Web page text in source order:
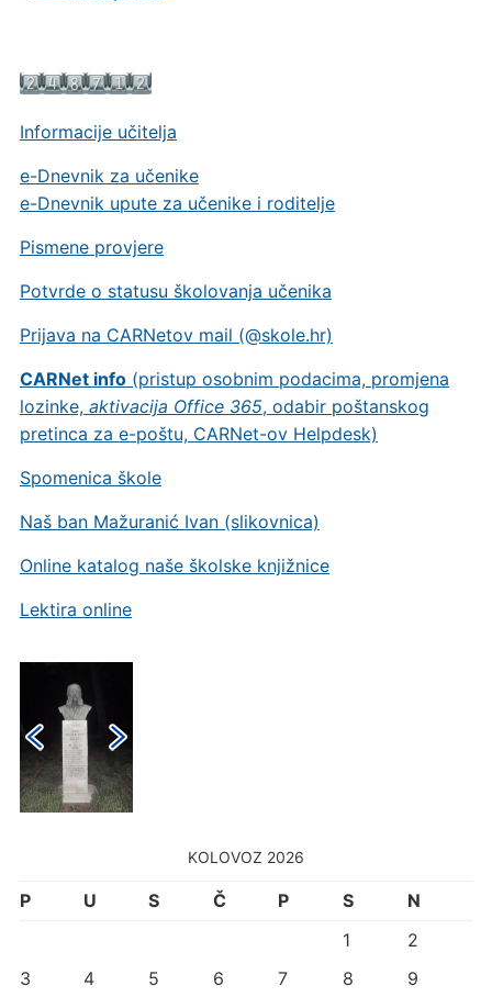
Informacije učitelja
e-Dnevnik za učenike
e-Dnevnik upute za učenike i roditelje
Pismene provjere
Potvrde o statusu školovanja učenika
Prijava na CARNetov mail (@skole.hr)
CARNet info(pristup osobnim podacima, promjena
lozinke, aktivacija Office 365, odabir poštanskog
pretinca za e-poštu, CARNet-ov Helpdesk)
Spomenica škole
Naš ban Mažuranić Ivan (slikovnica)
Online katalog naše školske knjižnice
Lektira online
KOLOVOZ 2026
P U S Č P S
N
1
2
3
4 5 6 7 8
9